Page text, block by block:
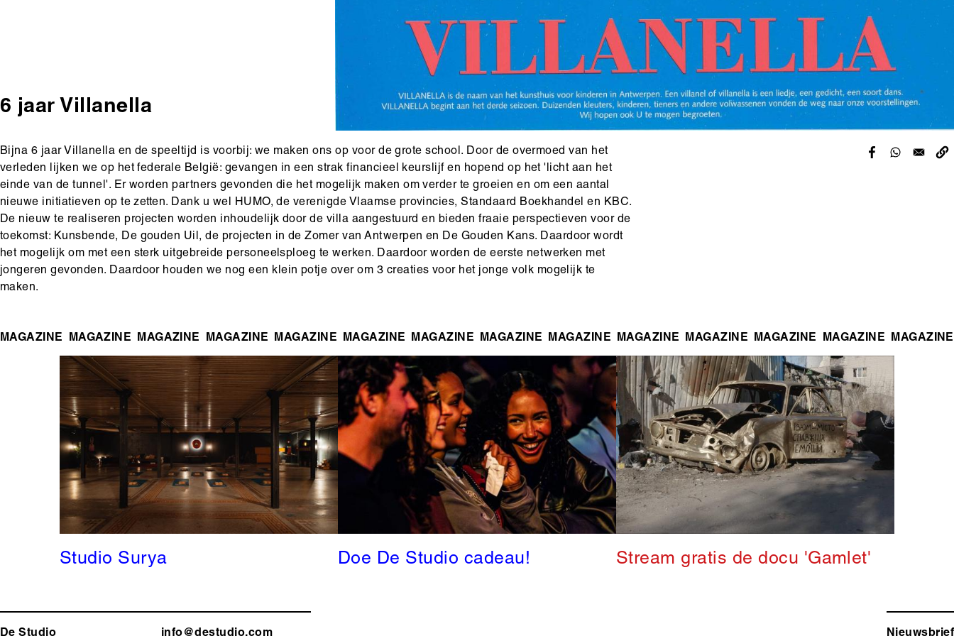
6 jaar Villanella
Body
Bijna 6 jaar Villanella en de speeltijd is voorbij: we maken ons op voor de grote school. Door de overmoed van het
verleden lijken we op het federale België: gevangen in een strak financieel keurslijf en hopend op het 'licht aan het
einde van de tunnel'. Er worden partners gevonden die het mogelijk maken om verder te groeien en om een aantal
nieuwe initiatieven op te zetten. Dank u wel HUMO, de verenigde Vlaamse provincies, Standaard Boekhandel en KBC.
De nieuw te realiseren projecten worden inhoudelijk door de villa aangestuurd en bieden fraaie perspectieven voor de
toekomst: Kunsbende, De gouden Uil, de projecten in de Zomer van Antwerpen en De Gouden Kans. Daardoor wordt
het mogelijk om met een sterk uitgebreide personeelsploeg te werken. Daardoor worden de eerste netwerken met
jongeren gevonden. Daardoor houden we nog een klein potje over om 3 creaties voor het jonge volk mogelijk te
maken.
MAGAZINE MAGAZINE MAGAZINE MAGAZINE MAGAZINE MAGAZINE MAGAZINE MAGAZINE MAGAZINE MAGAZINE MAGAZINE MAGAZINE MAGAZINE MAGAZINE
Studio Surya Doe De Studio cadeau! Stream gratis de docu 'Gamlet'
De Studio info@destudio.com Nieuwsbrief